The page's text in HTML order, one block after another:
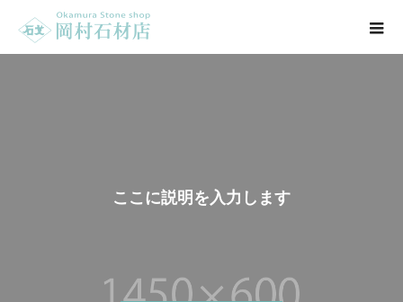
ここに説明を入力し ます。